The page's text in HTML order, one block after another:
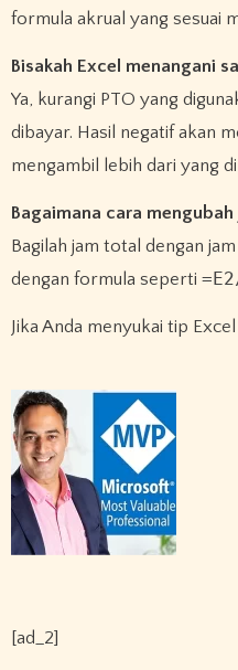
formula akrual yang sesuai
Bisakah Excel menangani
Ya, kurangi PTO yang
dibayar. Hasil negatif akan
mengambil lebih dari yang
Bagaimana cara
Bagilah jam total dengan
dengan formula seperti
Jika Anda menyukai tip
[ad_2]